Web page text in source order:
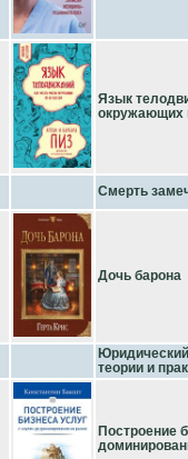
Язык
окружающих
Смерть
Дочь барона
теории и
Построение